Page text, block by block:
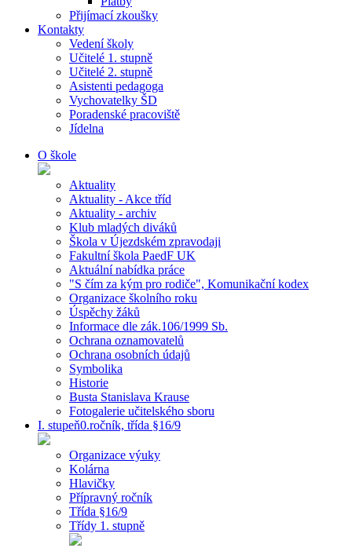
Přijímací zkoušky
Kontakty
Vedení školy
Učitelé 1. stupně
Učitelé 2. stupně
Asistenti pedagoga
Vychovatelky ŠD
Poradenské pracoviště
Jídelna
O škole
Aktuality
Aktuality - Akce tříd
Aktuality - archiv
Klub mladých diváků
Škola v Újezdském zpravodaji
Fakultní škola PaedF UK
Aktuální nabídka práce
"S čím za kým pro rodiče", Komunikační kodex
Organizace školního roku
Úspěchy žáků
Informace dle zák.106/1999 Sb.
Ochrana oznamovatelů
Ochrana osobních údajů
Symbolika
Historie
Busta Stanislava Krause
Fotogalerie učitelského sboru
I. stupeň0.ročník, třída §16/9
Organizace výuky
Kolárna
Hlavičky
Přípravný ročník
Třída §16/9
Třídy 1. stupně